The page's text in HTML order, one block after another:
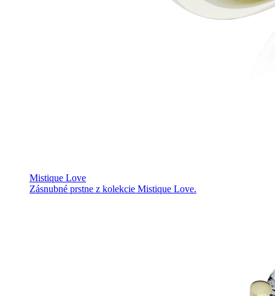
Mistique Love
Zásnubné prstne z kolekcie Mistique Love.